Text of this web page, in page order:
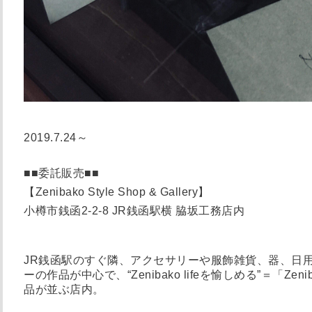
2019.7.24～
■■委託販売■■
【Zenibako Style Shop & Gallery】
小樽市銭函2-2-8 JR銭函駅横 脇坂工務店内
JR銭函駅のすぐ隣、アクセサリーや服飾雑貨、器、日
ーの作品が中心で、“Zenibako lifeを愉しめる”＝「
品が並ぶ店内。